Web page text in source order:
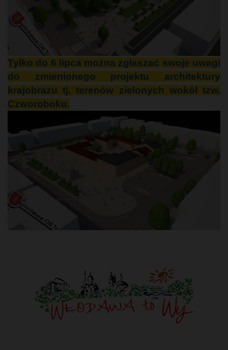
Tylko do 6 lipca można zgłaszać swoje uwagi
do zmienionego projektu architektury
krajobrazu tj. terenów zielonych wokół tzw.
Czworoboku.